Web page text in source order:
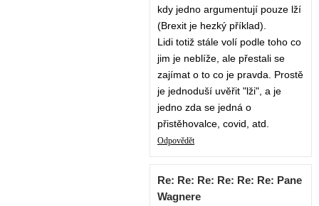
kdy jedno argumentují pouze lží
(Brexit je hezký příklad).
Lidi totiž stále volí podle toho co
jim je neblíže, ale přestali se
zajímat o to co je pravda. Prostě
je jednoduší uvěřit "lži", a je
jedno zda se jedná o
přistěhovalce, covid, atd.
Odpovědět
Re: Re: Re: Re: Re: Re: Pane
Wagnere